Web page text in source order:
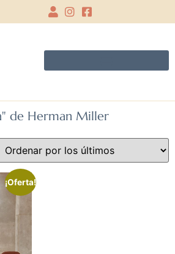
de Herman Miller
¡Oferta!